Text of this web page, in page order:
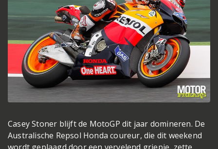
Casey Stoner blijft de MotoGP dit jaar domineren. De
Australische Repsol Honda coureur, die dit weekend